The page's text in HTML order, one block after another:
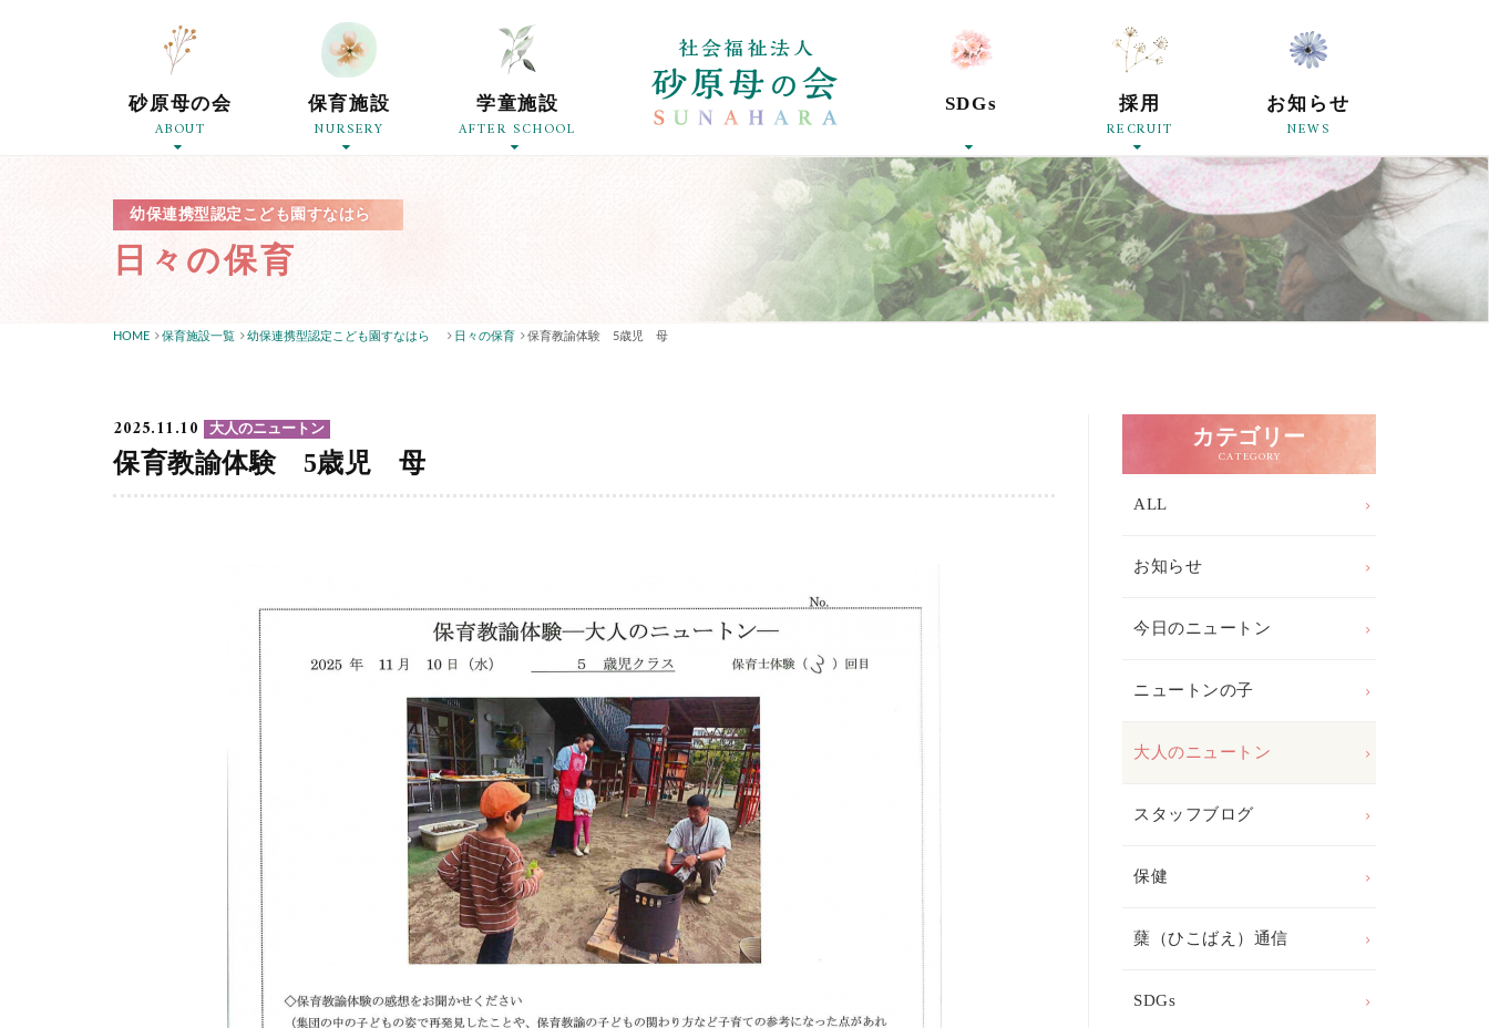
社会福祉法人砂原母の会
砂原母の会
ABOUT
保育施設
NURSERY
学童施設
AFTER SCHOOL
SDGs 採用
RECRUIT
お知らせ
NEWS
幼保連携型認定こども園すなはら
日々の保育
HOME 保育施設一覧 幼保連携型認定こども園すなはら 日々の保育 保育教諭体験 5歳児 母
カテゴリー
CATEGORY
ALL
お知らせ
今日のニュートン
ニュートンの子
大人のニュートン
スタッフブログ
保健
蘖（ひこばえ）通信
SDGs
2025.11.10 大人のニュートン
保育教諭体験 5歳児 母